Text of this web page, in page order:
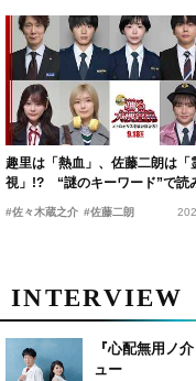
趣里は「熱血」、佐藤二朗は「
視」!? “謎のキーワード”で読
『踊る大捜査線 N.E.W.』新メン
#佐々木蔵之介 #佐藤二朗
INTERVIEW
『心配無用ノ
ュー